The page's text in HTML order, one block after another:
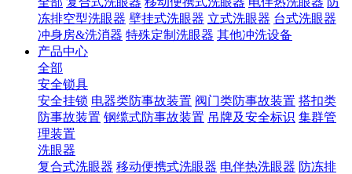
冻排空型洗眼器 壁挂式洗眼器 立式洗眼器 台式洗眼器
冲身房&洗消器 特殊定制洗眼器 其他冲洗设备
产品中心
全部
安全锁具
安全挂锁 电器类防事故装置 阀门类防事故装置 搭扣类
防事故装置 钢缆式防事故装置 吊牌及安全标识 集群管
理装置
洗眼器
复合式洗眼器 移动便携式洗眼器 电伴热洗眼器 防冻排